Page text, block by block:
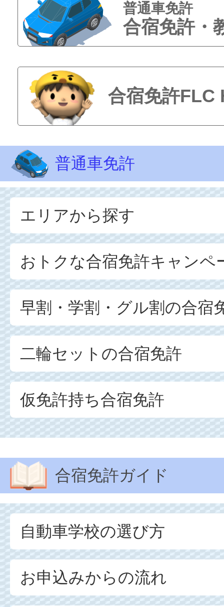
普通車免許
合宿免許・
合宿免許FLC
普通車免許
エリアから探す
おトクな合宿免許キャンペ
早割・学割・グル割の合宿
二輪セットの合宿免許
仮免許持ち合宿免許
合宿免許ガイド
自動車学校の選び方
お申込みからの流れ